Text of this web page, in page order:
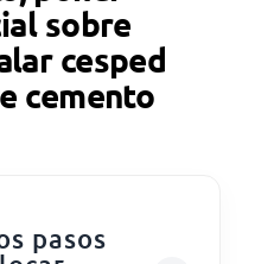
sobre
cesped
cemento
pasos